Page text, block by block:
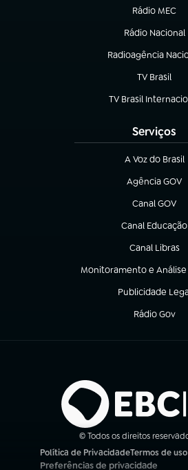
Rádio MEC
Rádio Nacional
(abre em nova
Radioagência
(abre em nova aba)
TV Brasil
(abre em
TV Brasil
(abre em nova aba)
Serviços
A Voz do Brasil
(abre em nova
Agência GOV
(abre em nova
Canal GOV
(abre em
Canal Educação
(abre em nova
Canal Libras
(abre em nova
Monitoramento e Análise
(abre em nova aba)
Publicidade
(abre em nova
Rádio Gov
(abre em
© Todos os direitos
Política de Privacidade
(abre em nova aba)
Termos de uso
(abre em nova
Preferências de privacidade